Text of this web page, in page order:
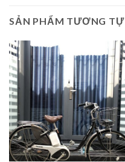
SẢN PHẨM TƯƠNG TỰ